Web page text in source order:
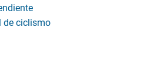
de ciclismo